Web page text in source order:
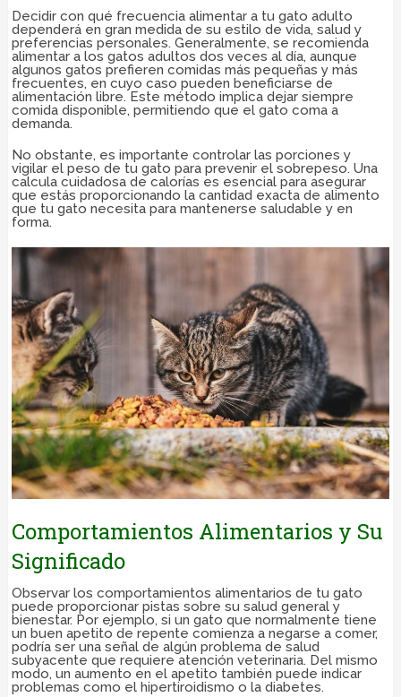
Decidir con qué frecuencia alimentar a tu gato adulto
dependerá en gran medida de su estilo de vida, salud y
preferencias personales. Generalmente, se recomienda
alimentar a los gatos adultos dos veces al día, aunque
algunos gatos prefieren comidas más pequeñas y más
frecuentes, en cuyo caso pueden beneficiarse de
alimentación libre. Este método implica dejar siempre
comida disponible, permitiendo que el gato coma a
demanda.
No obstante, es importante controlar las porciones y
vigilar el peso de tu gato para prevenir el sobrepeso. Una
calcula cuidadosa de calorías es esencial para asegurar
que estás proporcionando la cantidad exacta de alimento
que tu gato necesita para mantenerse saludable y en
forma.
Comportamientos Alimentarios y Su
Significado
Observar los comportamientos alimentarios de tu gato
puede proporcionar pistas sobre su salud general y
bienestar. Por ejemplo, si un gato que normalmente tiene
un buen apetito de repente comienza a negarse a comer,
podría ser una señal de algún problema de salud
subyacente que requiere atención veterinaria. Del mismo
modo, un aumento en el apetito también puede indicar
problemas como el hipertiroidismo o la diabetes.